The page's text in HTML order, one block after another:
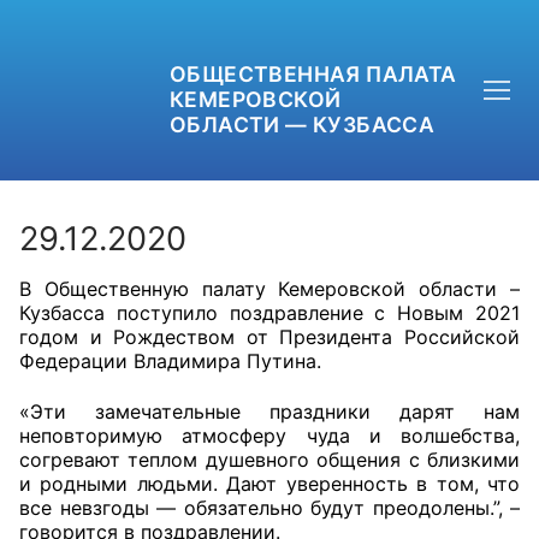
ОБЩЕСТВЕННАЯ ПАЛАТА
КЕМЕРОВСКОЙ
ОБЛАСТИ — КУЗБАССА
+7 (3842) 58-82-40
OPKO42@BK.RU
ОБРАТНАЯ СВЯЗЬ
29.12.2020
В Общественную палату Кемеровской области –
Кузбасса поступило поздравление с Новым 2021
годом и Рождеством от Президента Российской
Федерации Владимира Путина.
«Эти замечательные праздники дарят нам
неповторимую атмосферу чуда и волшебства,
согревают теплом душевного общения с близкими
и родными людьми. Дают уверенность в том, что
все невзгоды — обязательно будут преодолены.”, –
говорится в поздравлении.